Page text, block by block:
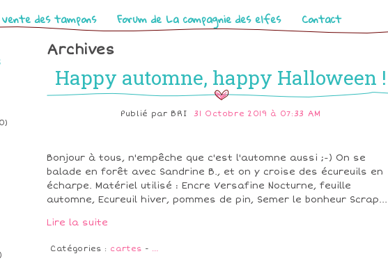
des tampons Forum de La compagnie des elfes Contact
Archives
Happy automne, happy Halloween !
Publié par BRI 31 Octobre 2019 à 07:33 AM
Bonjour à tous, n'empêche que c'est l'automne aussi ;-) On se
balade en forêt avec Sandrine B., et on y croise des écureuils en
écharpe. Matériel utilisé : Encre Versafine Nocturne, feuille
automne, Ecureuil hiver, pommes de pin, Semer le bonheur Scrap...
Lire la suite
Catégories : cartes - …